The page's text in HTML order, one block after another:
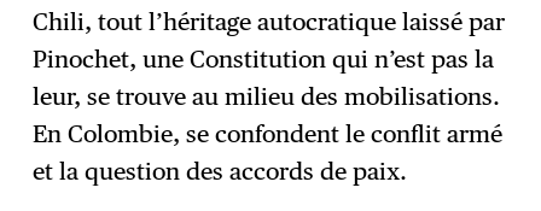
Chili, tout l’héritage autocratique laissé par
Pinochet, une Constitution qui n’est pas la
leur, se trouve au milieu des mobilisations.
En Colombie, se confondent le conflit armé
et la question des accords de paix.